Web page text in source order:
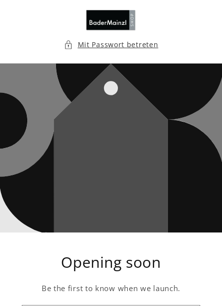
Mit Passwort betreten
Opening soon
Be the first to know when we launch.